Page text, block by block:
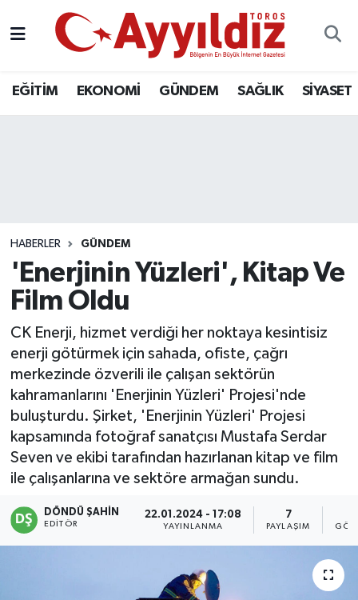
EĞİTİM EKONOMİ GÜNDEM SAĞLIK SİYASET
HABERLER GÜNDEM
'Enerjinin Yüzleri', Kitap Ve
Film Oldu
CK Enerji, hizmet verdiği her noktaya kesintisiz
enerji götürmek için sahada, ofiste, çağrı
merkezinde özverili ile çalışan sektörün
kahramanlarını 'Enerjinin Yüzleri' Projesi'nde
buluşturdu. Şirket, 'Enerjinin Yüzleri' Projesi
kapsamında fotoğraf sanatçısı Mustafa Serdar
Seven ve ekibi tarafından hazırlanan kitap ve film
ile çalışanlarına ve sektöre armağan sundu.
DÖNDÜ ŞAHİN
EDITÖR
22.01.2024 - 17:08
YAYINLANMA
7
PAYLAŞIM